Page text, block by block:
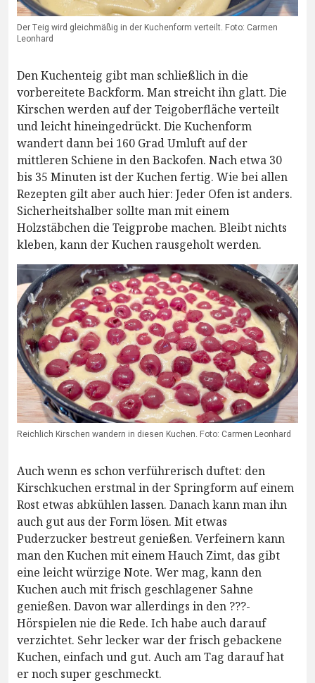
Der Teig wird gleichmäßig in der Kuchenform verteilt. Foto: Carmen
Leonhard
Den Kuchenteig gibt man schließlich in die
vorbereitete Backform. Man streicht ihn glatt. Die
Kirschen werden auf der Teigoberfläche verteilt
und leicht hineingedrückt. Die Kuchenform
wandert dann bei 160 Grad Umluft auf der
mittleren Schiene in den Backofen. Nach etwa 30
bis 35 Minuten ist der Kuchen fertig. Wie bei allen
Rezepten gilt aber auch hier: Jeder Ofen ist anders.
Sicherheitshalber sollte man mit einem
Holzstäbchen die Teigprobe machen. Bleibt nichts
kleben, kann der Kuchen rausgeholt werden.
Reichlich Kirschen wandern in diesen Kuchen. Foto: Carmen Leonhard
Auch wenn es schon verführerisch duftet: den
Kirschkuchen erstmal in der Springform auf einem
Rost etwas abkühlen lassen. Danach kann man ihn
auch gut aus der Form lösen. Mit etwas
Puderzucker bestreut genießen. Verfeinern kann
man den Kuchen mit einem Hauch Zimt, das gibt
eine leicht würzige Note. Wer mag, kann den
Kuchen auch mit frisch geschlagener Sahne
genießen. Davon war allerdings in den ???-
Hörspielen nie die Rede. Ich habe auch darauf
verzichtet. Sehr lecker war der frisch gebackene
Kuchen, einfach und gut. Auch am Tag darauf hat
er noch super geschmeckt.